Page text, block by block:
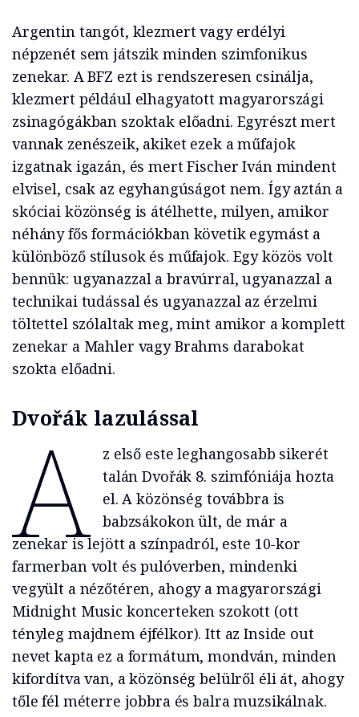
Argentin tangót, klezmert vagy erdélyi
népzenét sem játszik minden szimfonikus
zenekar. A BFZ ezt is rendszeresen csinálja,
klezmert például elhagyatott magyarországi
zsinagógákban szoktak előadni. Egyrészt mert
vannak zenészeik, akiket ezek a műfajok
izgatnak igazán, és mert Fischer Iván mindent
elvisel, csak az egyhangúságot nem. Így aztán a
skóciai közönség is átélhette, milyen, amikor
néhány fős formációkban követik egymást a
különböző stílusok és műfajok. Egy közös volt
bennük: ugyanazzal a bravúrral, ugyanazzal a
technikai tudással és ugyanazzal az érzelmi
töltettel szólaltak meg, mint amikor a komplett
zenekar a Mahler vagy Brahms darabokat
szokta előadni.
Dvořák lazulással
A
z első este leghangosabb sikerét
talán Dvořák 8. szimfóniája hozta
el. A közönség továbbra is
babzsákokon ült, de már a
zenekar is lejött a színpadról, este 10-kor
farmerban volt és pulóverben, mindenki
vegyült a nézőtéren, ahogy a magyarországi
Midnight Music koncerteken szokott (ott
tényleg majdnem éjfélkor). Itt az Inside out
nevet kapta ez a formátum, mondván, minden
kifordítva van, a közönség belülről éli át, ahogy
tőle fél méterre jobbra és balra muzsikálnak.